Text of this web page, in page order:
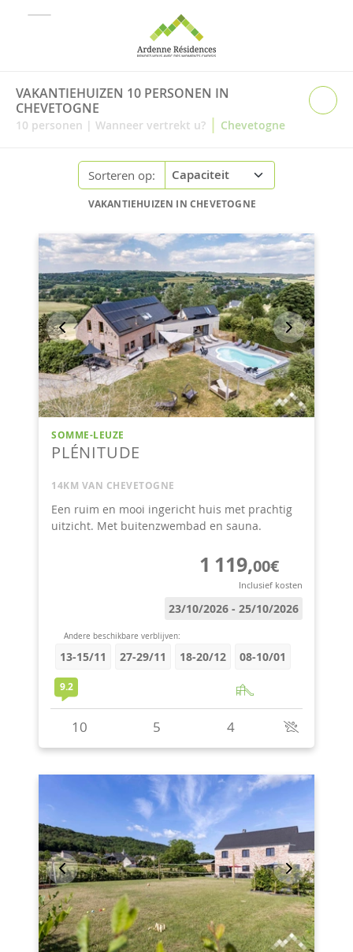
VAKANTIEHUIZEN 10 PERSONEN IN
CHEVETOGNE
10 personen | Wanneer vertrekt u? | Chevetogne
Sorteren op:
VAKANTIEHUIZEN IN CHEVETOGNE